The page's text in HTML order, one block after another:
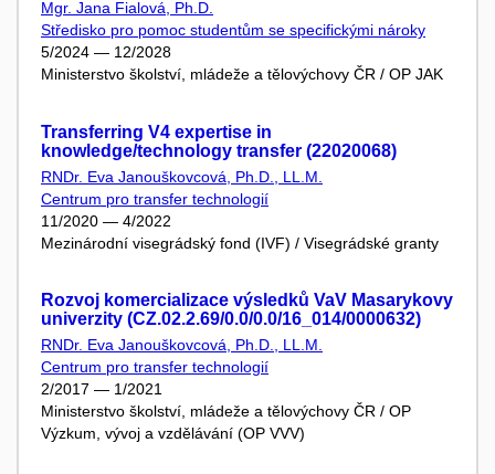
Mgr. Jana Fialová, Ph.D.
Středisko pro pomoc studentům se specifickými nároky
5/2024 — 12/2028
Ministerstvo školství, mládeže a tělovýchovy ČR / OP JAK
Transferring V4 expertise in
knowledge/technology transfer (22020068)
RNDr. Eva Janouškovcová, Ph.D., LL.M.
Centrum pro transfer technologií
11/2020 — 4/2022
Mezinárodní visegrádský fond (IVF) / Visegrádské granty
Rozvoj komercializace výsledků VaV Masarykovy
univerzity (CZ.02.2.69/0.0/0.0/16_014/0000632)
RNDr. Eva Janouškovcová, Ph.D., LL.M.
Centrum pro transfer technologií
2/2017 — 1/2021
Ministerstvo školství, mládeže a tělovýchovy ČR / OP
Výzkum, vývoj a vzdělávání (OP VVV)